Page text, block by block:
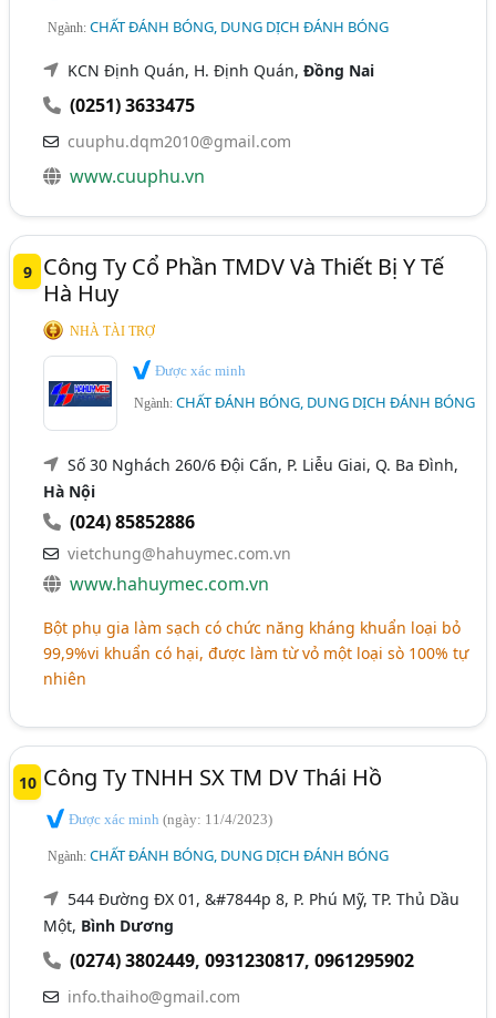
Ngành:CHẤT ĐÁNH BÓNG, DUNG DỊCH ĐÁNH BÓNG
KCN Định Quán, H. Định Quán,Đồng Nai
(0251) 3633475
cuuphu.dqm2010@gmail.com
www.cuuphu.vn
9
Công Ty Cổ Phần TMDV Và Thiết Bị Y Tế
Hà Huy
NHÀ TÀI TRỢ
Được xác minh
Ngành:CHẤT ĐÁNH BÓNG, DUNG DỊCH ĐÁNH BÓNG
Số 30 Nghách 260/6 Đội Cấn, P. Liễu Giai, Q. Ba Đình,
Hà Nội
(024) 85852886
vietchung@hahuymec.com.vn
www.hahuymec.com.vn
Bột phụ gia làm sạch có chức năng kháng khuẩn loại bỏ
99,9%vi khuẩn có hại, được làm từ vỏ một loại sò 100% tự
nhiên
10 Công Ty TNHH SX TM DV Thái Hồ
Được xác minh(ngày: 11/4/2023)
Ngành:CHẤT ĐÁNH BÓNG, DUNG DỊCH ĐÁNH BÓNG
544 Đường ĐX 01, &#7844p 8, P. Phú Mỹ, TP. Thủ Dầu
Một, Bình Dương
(0274) 3802449,0931230817,0961295902
info.thaiho@gmail.com